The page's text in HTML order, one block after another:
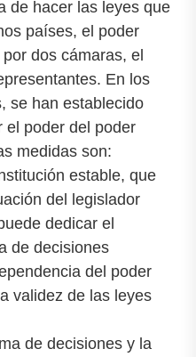
de hacer las leyes que
países, el poder
dos cámaras, el
En los
se han establecido
el poder del poder
medidas son:
estable, que
del legislador
dedicar el
de decisiones
del poder
validez de las leyes
de decisiones y la